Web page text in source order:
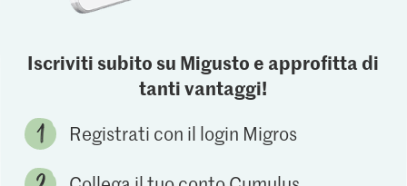
Iscriviti subito su Migusto e approfitta di
tanti vantaggi!
Registrati con il login Migros